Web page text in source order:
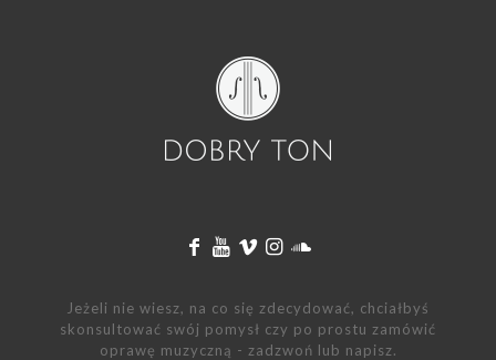
Jeżeli nie wiesz, na co się zdecydować, chciałbyś
skonsultować swój pomysł czy po prostu zamówić
oprawę muzyczną - zadzwoń lub napisz.